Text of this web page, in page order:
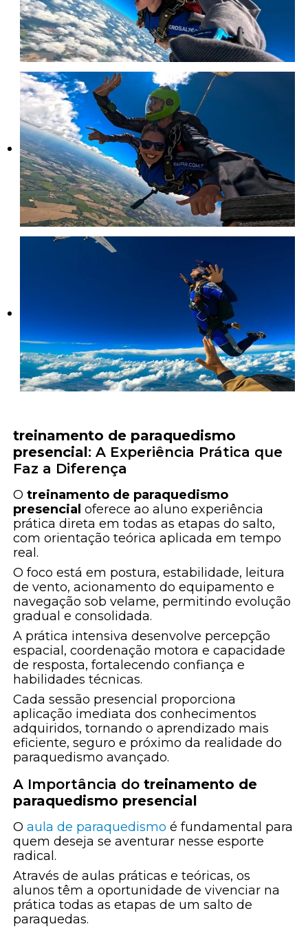
treinamento de paraquedismo
presencial: A Experiência Prática que
Faz a Diferença
Otreinamento de paraquedismo
presencial oferece ao aluno experiência
prática direta em todas as etapas do salto,
com orientação teórica aplicada em tempo
real.
O foco está em postura, estabilidade, leitura
de vento, acionamento do equipamento e
navegação sob velame, permitindo evolução
gradual e consolidada.
A prática intensiva desenvolve percepção
espacial, coordenação motora e capacidade
de resposta, fortalecendo confiança e
habilidades técnicas.
Cada sessão presencial proporciona
aplicação imediata dos conhecimentos
adquiridos, tornando o aprendizado mais
eficiente, seguro e próximo da realidade do
paraquedismo avançado.
A Importância dotreinamento de
paraquedismo presencial
Oaula de paraquedismo é fundamental para
quem deseja se aventurar nesse esporte
radical.
Através de aulas práticas e teóricas, os
alunos têm a oportunidade de vivenciar na
prática todas as etapas de um salto de
paraquedas.